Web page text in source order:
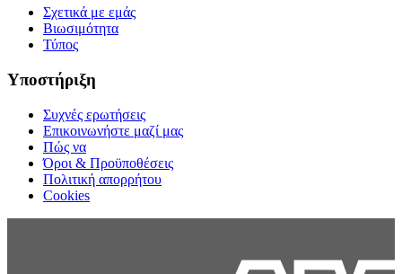
Σχετικά με εμάς
Βιωσιμότητα
Τύπος
Υποστήριξη
Συχνές ερωτήσεις
Επικοινωνήστε μαζί μας
Πώς να
Όροι & Προϋποθέσεις
Πολιτική απορρήτου
Cookies